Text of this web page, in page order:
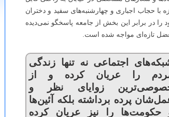
با حجاب اجباری و چهارشنبه‌های سفید و دختران
را در برابر این بخش از جامعه پاسخگو نمی‌دیده
تازه‌ای مواجه شده است.
اجتماعی نه تنها زندگی
را عریان کرده و از
زوایای نظر و
پرده برداشته بلکه آئین‌ها
حکومت‌ها را نیز عریان کرده